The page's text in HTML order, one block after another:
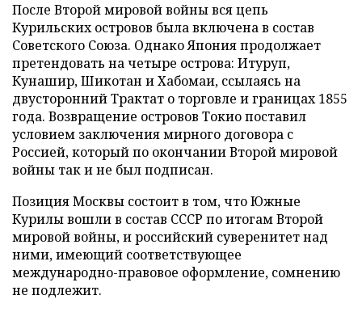
После Второй мировой войны вся цепь
Курильских островов была включена в состав
Советского Союза. Однако Япония продолжает
претендовать на четыре острова: Итуруп,
Кунашир, Шикотан и Хабомаи, ссылаясь на
двусторонний Трактат о торговле и границах 1855
года. Возвращение островов Токио поставил
условием заключения мирного договора с
Россией, который по окончании Второй мировой
войны так и не был подписан.
Позиция Москвы состоит в том, что Южные
Курилы вошли в состав СССР по итогам Второй
мировой войны, и российский суверенитет над
ними, имеющий соответствующее
международно-правовое оформление, сомнению
не подлежит.